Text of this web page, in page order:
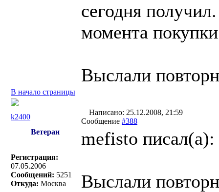
сегодня
момента
Выслали
В начало страницы
k2400
Написано: 25.12.2008, 21:59
Сообщение #388
Ветеран
Регистрация:
07.05.2006
Сообщений: 5251
Откуда: Москва
mefisto писал(a):
Выслали